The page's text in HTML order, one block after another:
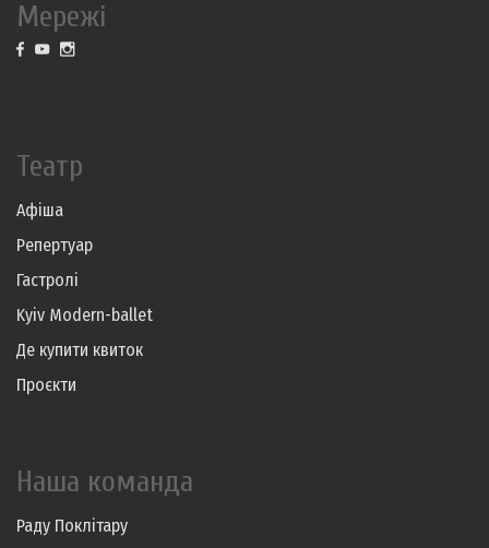
Мережі
Театр
Афіша
Репертуар
Гастролі
Kyiv Modern-ballet
Де купити квиток
Проєкти
Наша команда
Раду Поклітару